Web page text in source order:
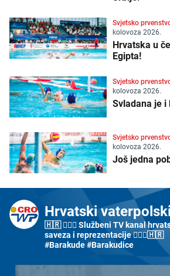
Svjetsko
kolovoza 2026.
Hrvatska u
Egipta!
Svjetsko
kolovoza 2026.
Svladana je i
Svjetsko
kolovoza 2026.
Još jedna
Hrvatski
🇭🇷 🤽🏼‍♂️ Službeni TV kanal
saveza i reprezentacije 🤽🏼‍♀️🇭🇷
#Barakude #Barakudice